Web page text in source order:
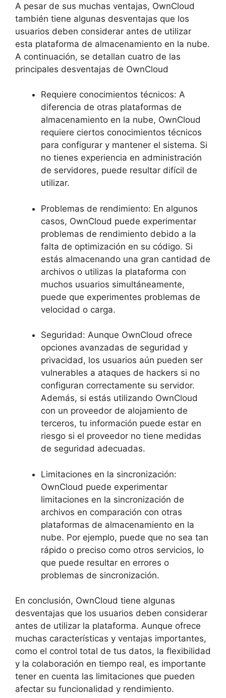
A pesar de sus muchas ventajas, OwnCloud
también tiene algunas desventajas que los
usuarios deben considerar antes de utilizar
esta plataforma de almacenamiento en la nube.
A continuación, se detallan cuatro de las
principales desventajas de OwnCloud
Requiere conocimientos técnicos: A
diferencia de otras plataformas de
almacenamiento en la nube, OwnCloud
requiere ciertos conocimientos técnicos
para configurar y mantener el sistema. Si
no tienes experiencia en administración
de servidores, puede resultar difícil de
utilizar.
Problemas de rendimiento: En algunos
casos, OwnCloud puede experimentar
problemas de rendimiento debido a la
falta de optimización en su código. Si
estás almacenando una gran cantidad de
archivos o utilizas la plataforma con
muchos usuarios simultáneamente,
puede que experimentes problemas de
velocidad o carga.
Seguridad: Aunque OwnCloud ofrece
opciones avanzadas de seguridad y
privacidad, los usuarios aún pueden ser
vulnerables a ataques de hackers si no
configuran correctamente su servidor.
Además, si estás utilizando OwnCloud
con un proveedor de alojamiento de
terceros, tu información puede estar en
riesgo si el proveedor no tiene medidas
de seguridad adecuadas.
Limitaciones en la sincronización:
OwnCloud puede experimentar
limitaciones en la sincronización de
archivos en comparación con otras
plataformas de almacenamiento en la
nube. Por ejemplo, puede que no sea tan
rápido o preciso como otros servicios, lo
que puede resultar en errores o
problemas de sincronización.
En conclusión, OwnCloud tiene algunas
desventajas que los usuarios deben considerar
antes de utilizar la plataforma. Aunque ofrece
muchas características y ventajas importantes,
como el control total de tus datos, la flexibilidad
y la colaboración en tiempo real, es importante
tener en cuenta las limitaciones que pueden
afectar su funcionalidad y rendimiento.